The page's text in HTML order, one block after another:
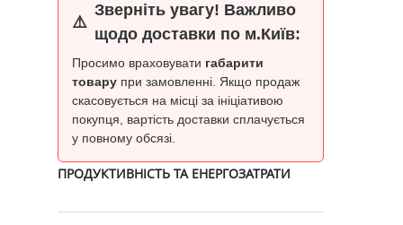
⚠️
Зверніть увагу! Важливо
щодо доставки по м.Київ:
Просимо враховувати габарити
товару при замовленні. Якщо продаж
скасовується на місці за ініціативою
покупця, вартість доставки сплачується
у повному обсязі.
ПРОДУКТИВНІСТЬ ТА ЕНЕРГОЗАТРАТИ